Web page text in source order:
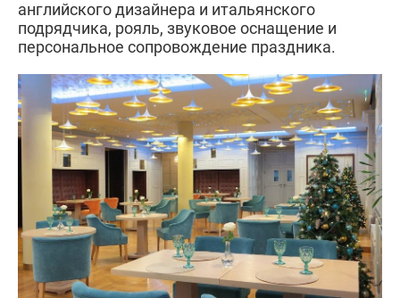
английского дизайнера и итальянского
подрядчика, рояль, звуковое оснащение и
персональное сопровождение праздника.